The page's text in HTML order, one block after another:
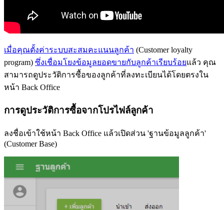
เมื่อคุณตั้งค่าระบบสะสมคะแนนลูกค้า (Customer loyalty
program) ซึ่งเชื่อมโยงข้อมูลยอดขายกับลูกค้าเรียบร้อยแล้ว คุณ
สามารถดูประวัติการซื้อของลูกค้าที่ลงทะเบียนได้โดยตรงใน
หน้า Back Office
การดูประวัติการซื้อจากโปรไฟล์ลูกค้า
ลงชื่อเข้าใช้หน้า Back Office แล้วเปิดส่วน 'ฐานข้อมูลลูกค้า'
(Customer Base)